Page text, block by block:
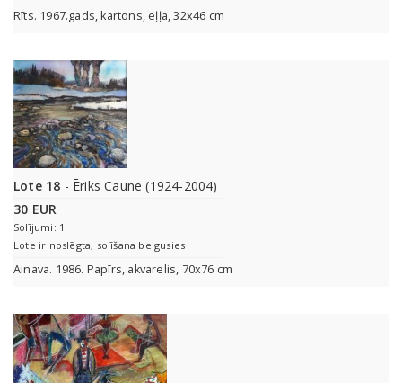
Rīts. 1967.gads, kartons, eļļa, 32x46 cm
Lote 18 - Ēriks Caune (1924-2004)
30 EUR
Solījumi: 1
Lote ir noslēgta, solīšana beigusies
Ainava. 1986. Papīrs, akvarelis, 70x76 cm